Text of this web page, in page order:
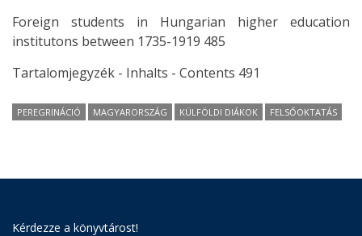
Foreign students in Hungarian higher education
institutons between 1735-1919 485
Tartalomjegyzék - Inhalts - Contents 491
PEREGRINÁCIÓ MAGYARORSZÁG KÜLFÖLDI DIÁKOK FELSŐOKTATÁS
Kérdezze a könyvtárost!